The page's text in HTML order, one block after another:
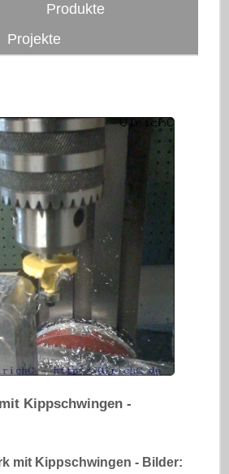
Produkte
Projekte
Kippschwingen -
mit Kippschwingen - Bilder: